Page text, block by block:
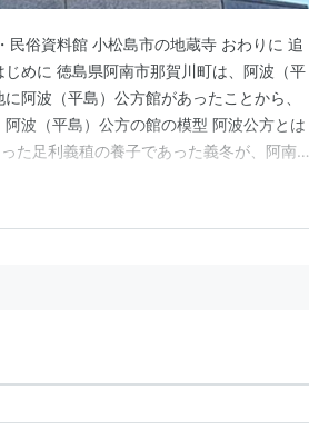
俗資料館 小松島市の地蔵寺 おわりに 追
めに 徳島県阿南市那賀川町は、阿波（平
阿波（平島）公方館があったことから、
波（平島）公方の館の模型 阿波公方とは
た足利義稙の養子であった義冬が、阿南市
の子である義栄は第１４代の室町幕府将
阿…